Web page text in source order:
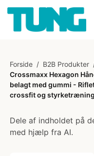
Forside / B2B Produkter
Crossmaxx Hexagon
belagt med gummi -
crossfit og styrketræning
Dele af indholdet på
med hjælp fra AI.